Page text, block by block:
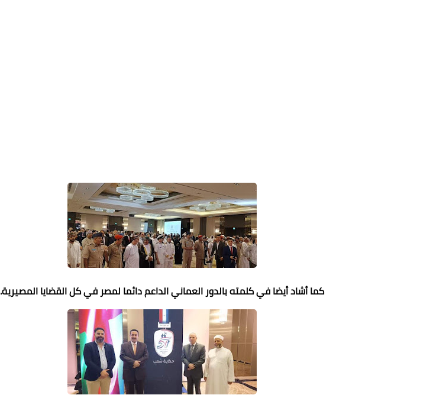
كما أشاد أيضا في كلمته بالدور العماني الداعم دائما لمصر في كل القضايا المصيرية.